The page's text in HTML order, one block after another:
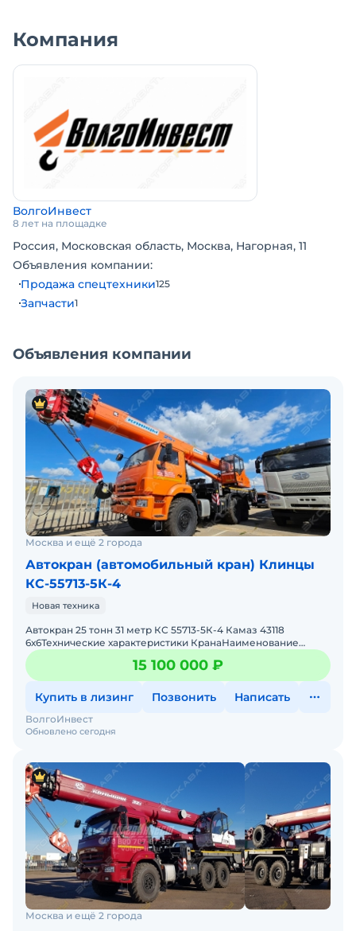
Компания
ВолгоИнвест
8 лет на площадке
Россия, Московская область, Москва, Нагорная, 11
Объявления компании:
Продажа спецтехники125
Запчасти1
Объявления компании
Москва и ещё 2 города
Автокран (автомобильный кран) Клинцы
КС-55713-5К-4
Новая техника
Автокран 25 тонн 31 метр КС 55713-5К-4 Камаз 43118
6х6Технические характеристики КранаНаименование
показателейЗначениеМаксимальный грузовой момент,
т·м85
15 100 000 ₽
Купить в лизинг Позвонить Написать
Обновлено сегодня
ВолгоИнвест
Москва и ещё 2 города